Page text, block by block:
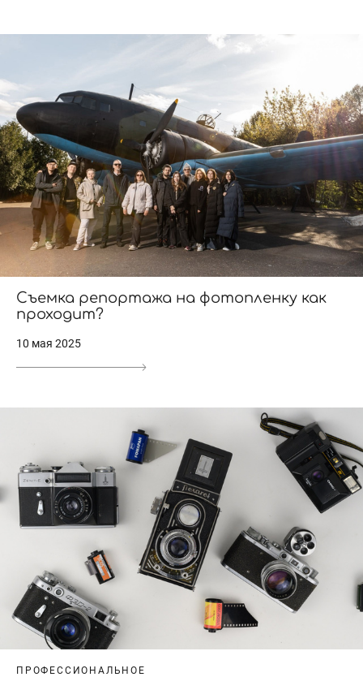
Съемка репортажа на фотопленку как
проходит?
10 мая 2025
ПРОФЕССИОНАЛЬНОЕ